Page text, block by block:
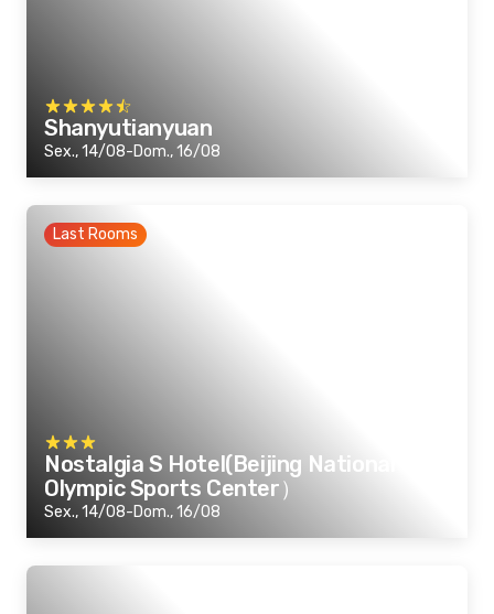
Shanyutianyuan
Sex., 14/08-Dom., 16/08
Last Rooms
Nostalgia S Hotel(Beijing National
Olympic Sports Center）
Sex., 14/08-Dom., 16/08